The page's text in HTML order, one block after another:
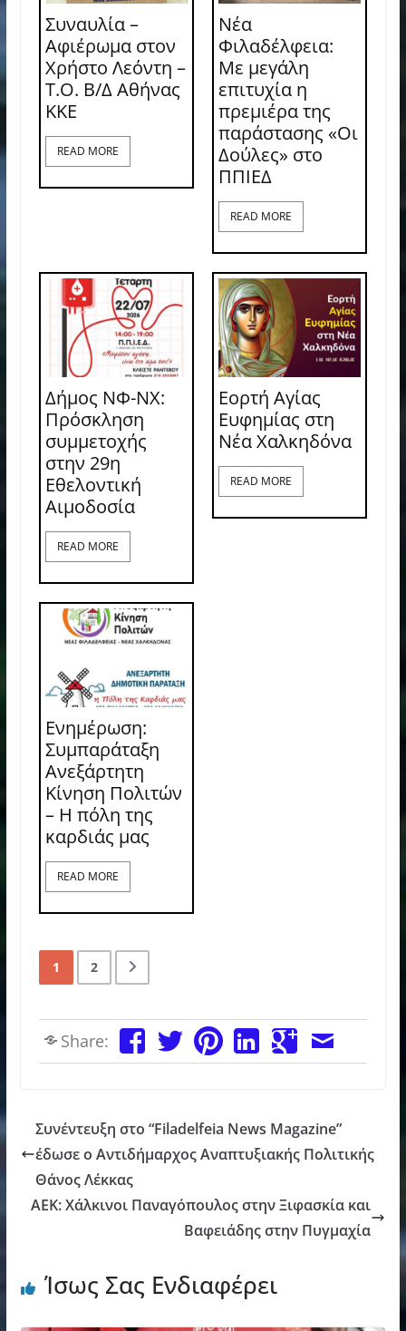
Συναυλία –
Αφιέρωμα στον
Χρήστο Λεόντη –
Τ.Ο. Β/Δ Αθήνας
ΚΚΕ
READ MORE
Νέα
Φιλαδέλφεια:
Με μεγάλη
επιτυχία η
πρεμιέρα της
παράστασης «Οι
Δούλες» στο
ΠΠΙΕΔ
READ MORE
Δήμος ΝΦ-ΝΧ:
Πρόσκληση
συμμετοχής
στην 29η
Εθελοντική
Αιμοδοσία
READ MORE
Εορτή Αγίας
Ευφημίας στη
Νέα Χαλκηδόνα
READ MORE
Ενημέρωση:
Συμπαράταξη
Ανεξάρτητη
Κίνηση Πολιτών
– Η πόλη της
καρδιάς μας
READ MORE
1 2
Share:
Συνέντευξη στο “Filadelfeia News Magazine”
έδωσε ο Αντιδήμαρχος Αναπτυξιακής Πολιτικής
Θάνος Λέκκας
ΑΕΚ: Χάλκινοι Παναγόπουλος στην Ξιφασκία και
Βαφειάδης στην Πυγμαχία
Ίσως Σας Ενδιαφέρει